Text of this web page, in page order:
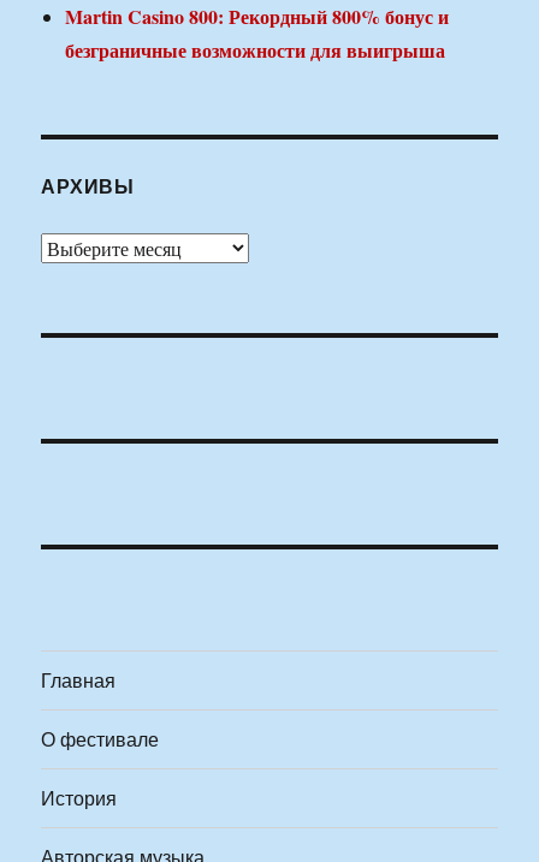
Martin Casino 800: Рекордный 800% бонус и
безграничные возможности для выигрыша
АРХИВЫ
Архивы
Главная
О фестивале
История